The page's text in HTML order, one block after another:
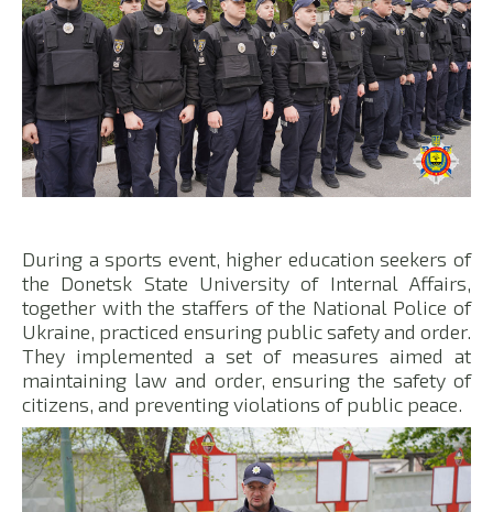
During a sports event, higher education seekers of
the Donetsk State University of Internal Affairs,
together with the staffers of the National Police of
Ukraine, practiced ensuring public safety and order.
They implemented a set of measures aimed at
maintaining law and order, ensuring the safety of
citizens, and preventing violations of public peace.